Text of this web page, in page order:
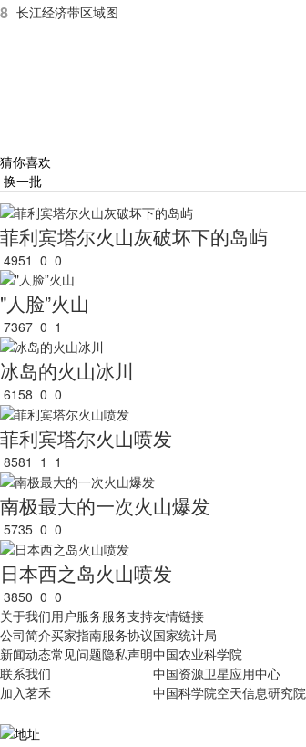
8 长江经济带区域图
猜你喜欢
换一批
菲利宾塔尔火山灰破坏下的岛屿
4951 0 0
"人脸”火山
7367 0 1
冰岛的火山冰川
6158 0 0
菲利宾塔尔火山喷发
8581 1 1
南极最大的一次火山爆发
5735 0 0
日本西之岛火山喷发
3850 0 0
关于我们
公司简介
新闻动态
联系我们
加入茗禾
用户服务
买家指南
常见问题
服务支持
服务协议
隐私声明
友情链接
国家统计局
中国农业科学院
中国资源卫星应用中心
中国科学院空天信息研究院